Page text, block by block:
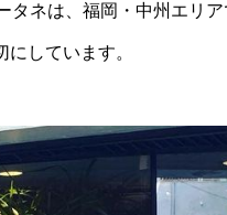
ネは、福岡・中州エリ
しています。